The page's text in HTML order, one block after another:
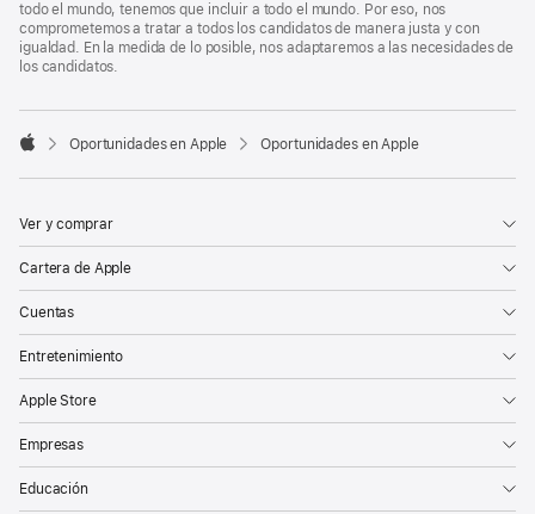
todo el mundo, tenemos que incluir a todo el mundo. Por eso, nos
comprometemos a tratar a todos los candidatos de manera justa y con
igualdad. En la medida de lo posible, nos adaptaremos a las necesidades de
los candidatos.

Oportunidades en Apple Oportunidades en Apple
Ver y comprar
Cartera de Apple
Cuentas
Entretenimiento
Apple Store
Empresas
Educación